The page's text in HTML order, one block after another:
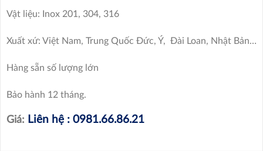
Vật liệu: Inox 201, 304, 316
Xuất xứ: Việt Nam, Trung Quốc Đức, Ý, Đài Loan, Nhật Bản…
Hàng sẵn số lượng lớn
Bảo hành 12 tháng.
Giá: Liên hệ : 0981.66.86.21